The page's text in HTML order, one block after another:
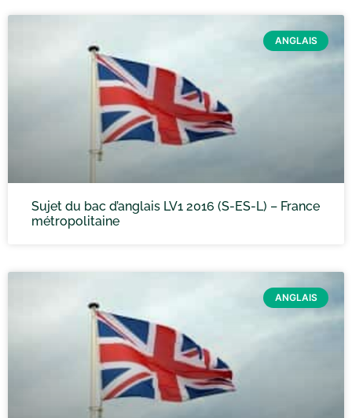
ANGLAIS
Sujet du bac d’anglais LV1 2016 (S-ES-L) – France
métropolitaine
ANGLAIS